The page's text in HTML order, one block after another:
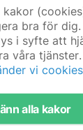
kakor
bra för dig.
i syfte att
våra tjänster.
vi cookies
alla kakor